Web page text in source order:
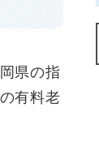
県の指
有料老